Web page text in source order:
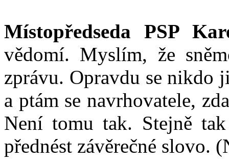
Místopředseda PSP
vědomí. Myslím, že
zprávu. Opravdu se nikdo
a ptám se navrhovatele,
Není tomu tak. Stejně
přednést závěrečné slovo.